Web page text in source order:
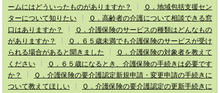
ームにはどういったものがありますか？
Ｑ．地域包括支援セン
ターについて知りたい
Ｑ．高齢者の介護について相談できる窓
口はありますか？
Ｑ．介護保険のサービスの種類はどんなもの
がありますか？
Ｑ．６５歳未満でも介護保険のサービスが受け
られる場合があると聞きました
Ｑ．介護保険の対象者を教えて
ください
Ｑ．６５歳になるとき、介護保険の手続きは必要です
か？
Ｑ．介護保険の要介護認定新規申請・変更申請の手続きに
ついて教えてほしい
Ｑ．介護保険の要介護認定の更新手続きに